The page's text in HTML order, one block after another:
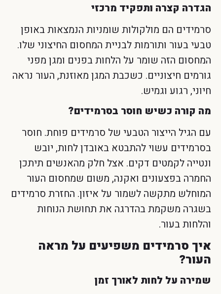
הגדרה קצרה ותפקיד מרכזי
סרמידים הם מולקולות שומניות הנמצאות באופן
טבעי בעור ותורמות לבניית המחסום החיצוני שלו.
המחסום הזה שומר על הלחות בפנים ומגן מפני
גורמים חיצוניים. כשכבת המגן מאוזנת, העור נראה
חיוני, רגוע וגמיש.
מה קורה כשיש חוסר בסרמידים?
עם הגיל הייצור הטבעי של סרמידים פוחת. חוסר
בסרמידים עשוי להתבטא באובדן לחות, יובש
ונטייה לקמטים דקים. אצל חלק מהאנשים תיתכן
החמרה בפצעונים ואקנה, משום שמחסום העור
המוחלש מתקשה לשמור על איזון. החזרת סרמידים
בשגרה משקמת בהדרגה את תחושת הנוחות
והלחות בעור.
איך סרמידים משפיעים על מראה
העור?
שמירה על לחות לאורך זמן